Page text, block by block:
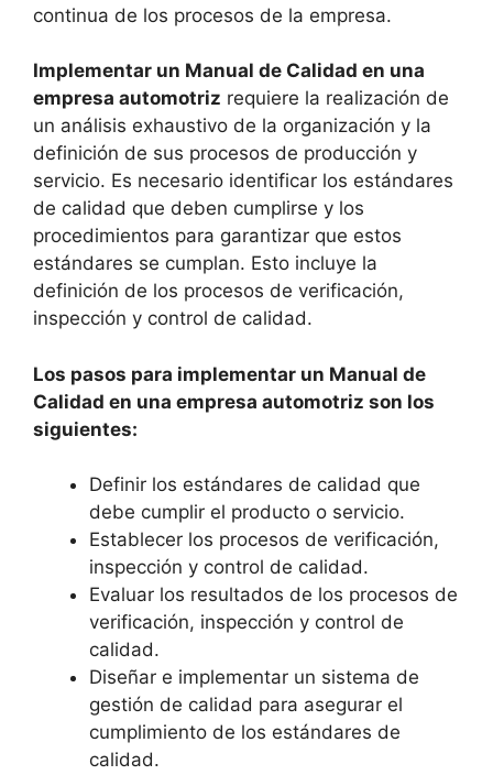
continua de los procesos de la empresa.
Implementar un Manual de Calidad en una
empresa automotriz requiere la realización de
un análisis exhaustivo de la organización y la
definición de sus procesos de producción y
servicio. Es necesario identificar los estándares
de calidad que deben cumplirse y los
procedimientos para garantizar que estos
estándares se cumplan. Esto incluye la
definición de los procesos de verificación,
inspección y control de calidad.
Los pasos para implementar un Manual de
Calidad en una empresa automotriz son los
siguientes:
Definir los estándares de calidad que
debe cumplir el producto o servicio.
Establecer los procesos de verificación,
inspección y control de calidad.
Evaluar los resultados de los procesos de
verificación, inspección y control de
calidad.
Diseñar e implementar un sistema de
gestión de calidad para asegurar el
cumplimiento de los estándares de
calidad.